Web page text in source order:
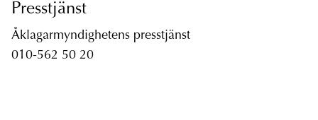
Presstjänst
Åklagarmyndighetens presstjänst
010-562 50 20